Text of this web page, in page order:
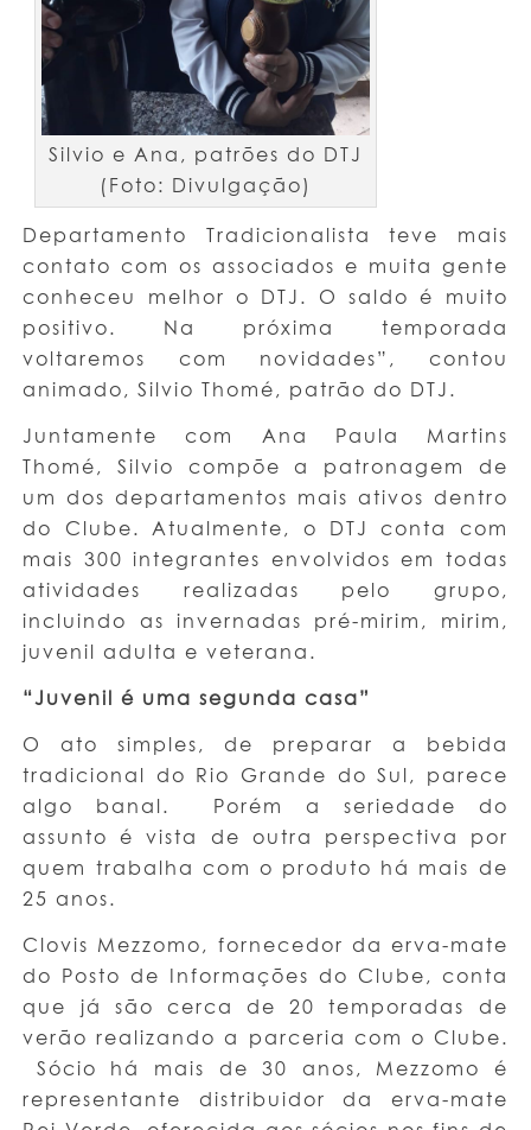
Silvio e Ana, patrões do DTJ
(Foto: Divulgação)
Departamento Tradicionalista teve mais
contato com os associados e muita gente
conheceu melhor o DTJ. O saldo é muito
positivo. Na próxima temporada
voltaremos com novidades”, contou
animado, Silvio Thomé, patrão do DTJ.
Juntamente com Ana Paula Martins
Thomé, Silvio compõe a patronagem de
um dos departamentos mais ativos dentro
do Clube. Atualmente, o DTJ conta com
mais 300 integrantes envolvidos em todas
atividades realizadas pelo grupo,
incluindo as invernadas pré-mirim, mirim,
juvenil adulta e veterana.
“Juvenil é uma segunda casa”
O ato simples, de preparar a bebida
tradicional do Rio Grande do Sul, parece
algo banal. Porém a seriedade do
assunto é vista de outra perspectiva por
quem trabalha com o produto há mais de
25 anos.
Clovis Mezzomo, fornecedor da erva-mate
do Posto de Informações do Clube, conta
que já são cerca de 20 temporadas de
verão realizando a parceria com o Clube.
Sócio há mais de 30 anos, Mezzomo é
representante distribuidor da erva-mate